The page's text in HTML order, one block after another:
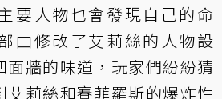
要人物也會發現自己的命
曲修改了艾莉絲的人物設
面牆的味道，玩家們紛紛猜
艾莉絲和賽菲羅斯的爆炸性